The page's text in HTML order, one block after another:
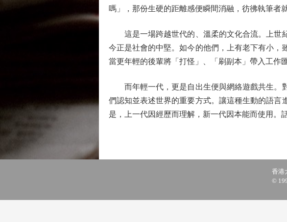
嗎」，那份生硬的距離感便瞬間消融，彷彿執筆者
這是一場跨越世代的、溫柔的文化合流。上世
今正是社會的中堅。如今的他們，上有老下有小，
當更年輕的後輩將「打怪」、「刷副本」帶入工
而年輕一代，更是自出生便與網絡遊戲共生。
們認知並表述世界的重要方式。讓這種生動的語
是，上一代因經歷而理解，新一代因本能而使用。
香港
©